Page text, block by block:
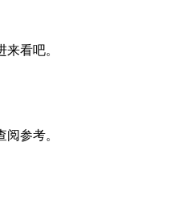
看吧。
参考。